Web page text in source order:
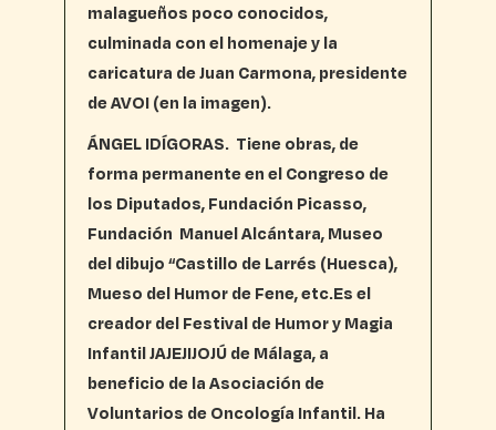
malagueños poco conocidos,
culminada con el homenaje y la
caricatura de Juan Carmona, presidente
de AVOI (en la imagen).
ÁNGEL IDÍGORAS. Tiene obras, de
forma permanente en el Congreso de
los Diputados, Fundación Picasso,
Fundación Manuel Alcántara, Museo
del dibujo “Castillo de Larrés (Huesca),
Mueso del Humor de Fene, etc.Es el
creador del Festival de Humor y Magia
Infantil JAJEJIJOJÚ de Málaga, a
beneficio de la Asociación de
Voluntarios de Oncología Infantil. Ha